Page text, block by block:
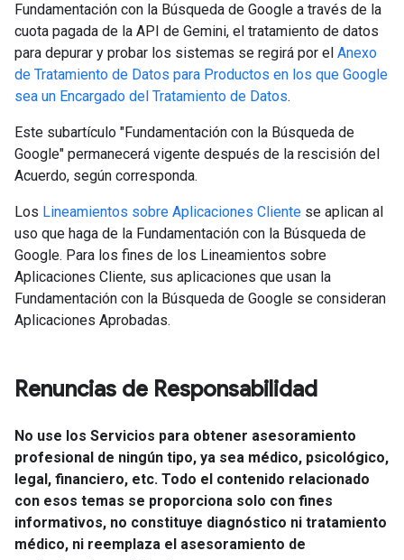
Fundamentación con la Búsqueda de Google a través de la
cuota pagada de la API de Gemini, el tratamiento de datos
para depurar y probar los sistemas se regirá por el Anexo
de Tratamiento de Datos para Productos en los que Google
sea un Encargado del Tratamiento de Datos.
Este subartículo "Fundamentación con la Búsqueda de
Google" permanecerá vigente después de la rescisión del
Acuerdo, según corresponda.
Los Lineamientos sobre Aplicaciones Cliente se aplican al
uso que haga de la Fundamentación con la Búsqueda de
Google. Para los fines de los Lineamientos sobre
Aplicaciones Cliente, sus aplicaciones que usan la
Fundamentación con la Búsqueda de Google se consideran
Aplicaciones Aprobadas.
Renuncias de Responsabilidad
No use los Servicios para obtener asesoramiento
profesional de ningún tipo, ya sea médico, psicológico,
legal, financiero, etc. Todo el contenido relacionado
con esos temas se proporciona solo con fines
informativos, no constituye diagnóstico ni tratamiento
médico, ni reemplaza el asesoramiento de